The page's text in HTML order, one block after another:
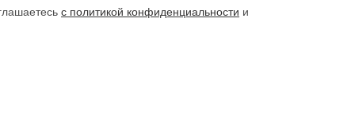
с политикой конфиденциальности и